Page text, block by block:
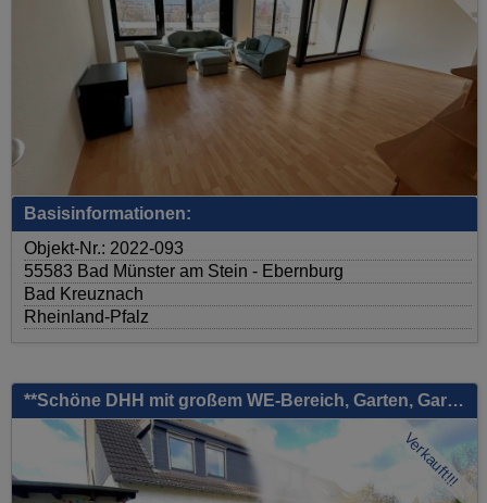
Basisinformationen:
Objekt-Nr.: 2022-093
55583 Bad Münster am Stein - Ebernburg
Bad Kreuznach
Rheinland-Pfalz
**Schöne DHH mit großem WE-Bereich, Garten, Garage, Keller, sehr gute Lage, vermietet!!!**
Verkauft!!!